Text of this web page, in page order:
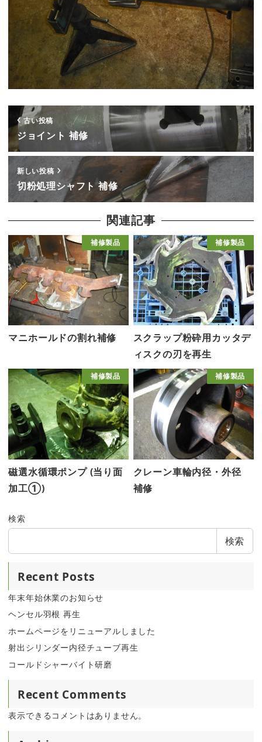
古い投稿
ジョイント 補修
新しい投稿
切粉処理シャフト 補修
関連記事
補修製品
マニホールドの割れ補修
補修製品
スクラップ粉砕用カッタデ
ィスクの刃を再生
補修製品
磁選水循環ポンプ (当り面
加工①)
補修製品
クレーン車輪内径・外径
補修
検索
検索
Recent Posts
年末年始休業のお知らせ
ヘンセル羽根 再生
ホームページをリニューアルしました
射出シリンダー内径チューブ再生
コールドシャーバイト研磨
Recent Comments
表示できるコメントはありません。